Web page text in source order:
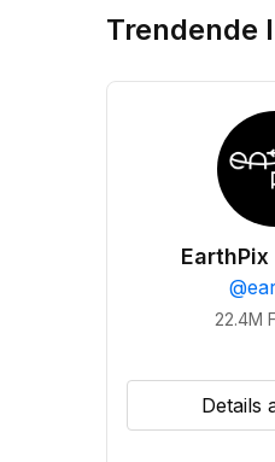
Trendende
@
22.4M
Details